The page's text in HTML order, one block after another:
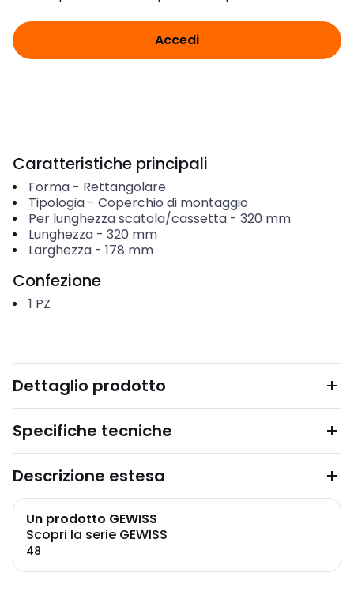
Accedi
Caratteristiche principali
Forma- Rettangolare
Tipologia- Coperchio di montaggio
Per lunghezza scatola/cassetta- 320 mm
Lunghezza- 320 mm
Larghezza- 178 mm
Confezione
1 PZ
Dettaglio prodotto
Specifiche tecniche
Descrizione estesa
Un prodotto GEWISS
Scopri la serie GEWISS
48